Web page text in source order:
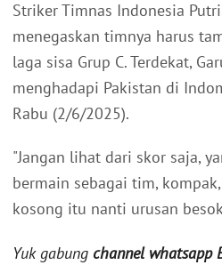
Striker Timnas Indonesia
menegaskan timnya harus
laga sisa Grup C. Terdekat,
menghadapi Pakistan di
Rabu (2/6/2025).
"Jangan lihat dari skor saja,
bermain sebagai tim,
kosong itu nanti urusan
Yuk gabung channel whatsapp